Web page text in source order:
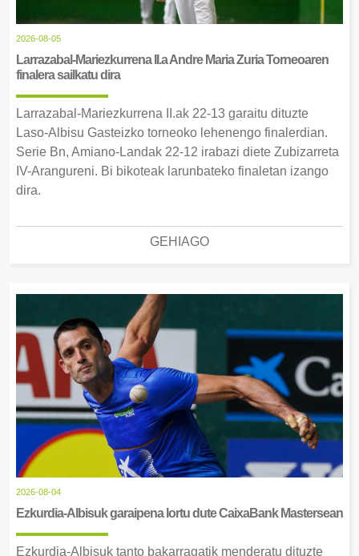
2026-08-05
Larrazabal-Mariezkurrena II.a Andre Maria Zuria Torneoaren
finalera sailkatu dira
Larrazabal-Mariezkurrena II.ak 22-13 garaitu dituzte
Laso-Albisu Gasteizko torneoko lehenengo finalerdian.
Serie Bn, Amiano-Landak 22-12 irabazi diete Zubizarreta
IV-Arangureni. Bi bikoteak larunbateko finaletan izango
dira.
GEHIAGO
2026-08-04
Ezkurdia-Albisuk garaipena lortu dute CaixaBank Mastersean
Ezkurdia-Albisuk tanto bakarragatik menderatu dituzte